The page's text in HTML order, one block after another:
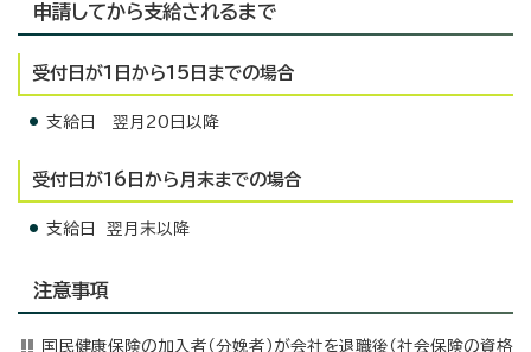
申請してから支給されるまで
受付日が1日から15日までの場合
支給日 翌月20日以降
受付日が16日から月末までの場合
支給日 翌月末以降
注意事項
国民健康保険の加入者（分娩者）が会社を退職後（社会保険の資格